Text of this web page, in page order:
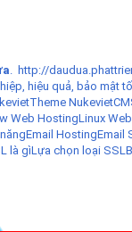
. http://
hiệu quả, bảo mật
Theme
Web HostingLinux
Email HostingEmail
là gìLựa chọn loại SSL